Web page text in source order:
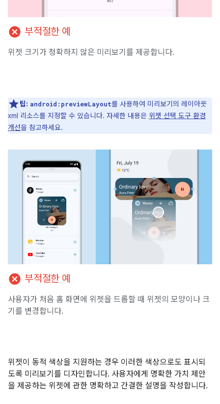
cancel 부적절한 예
위젯 크기가 정확하지 않은 미리보기를 제공합니다.
팁: android:previewLayout를 사용하여 미리보기의 레이아웃
xml 리소스를 지정할 수 있습니다. 자세한 내용은 위젯 선택 도구 환경
개선을 참고하세요.
cancel 부적절한 예
사용자가 처음 홈 화면에 위젯을 드롭할 때 위젯의 모양이나 크
기를 변경합니다.
위젯이 동적 색상을 지원하는 경우 이러한 색상으로도 표시되
도록 미리보기를 디자인합니다. 사용자에게 명확한 가치 제안
을 제공하는 위젯에 관한 명확하고 간결한 설명을 작성합니다.